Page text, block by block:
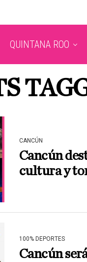
QUINTANA ROO
CANCÚN
Cancún
cultura y
100% DEPORTES
Cancún